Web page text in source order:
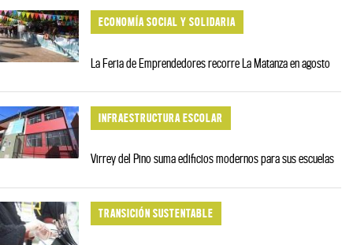
ECONOMÍA SOCIAL Y SOLIDARIA
La Feria de Emprendedores recorre La Matanza en agosto
INFRAESTRUCTURA ESCOLAR
Virrey del Pino suma edificios modernos para sus escuelas
TRANSICIÓN SUSTENTABLE